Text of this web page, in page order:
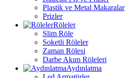
Plastik ve Metal Makaralar
Prizler
Röleler
Slim Röle
Soketli Röleler
Zaman Rölesi
Darbe Akım Röleleri
Aydınlatma